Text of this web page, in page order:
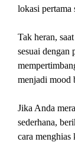
lokasi pertama
Tak heran,
sesuai dengan
menjadi mood
Jika Anda
sederhana,
cara menghias